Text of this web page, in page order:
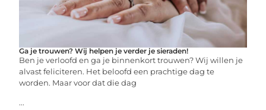
Ga je trouwen? Wij helpen je verder je sieraden!
Ben je verloofd en ga je binnenkort trouwen? Wij willen je
alvast feliciteren. Het beloofd een prachtige dag te
worden. Maar voor dat die dag
...